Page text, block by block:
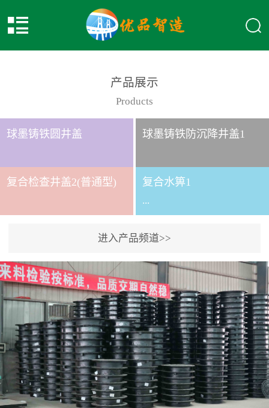
产品展示
Products
球墨铸铁圆井盖 球墨铸铁防沉降井盖1
复合检查井盖2(普通型) 复合水箅1
...
给排水应用系列时间
2017-2-15
进入产品频道>>